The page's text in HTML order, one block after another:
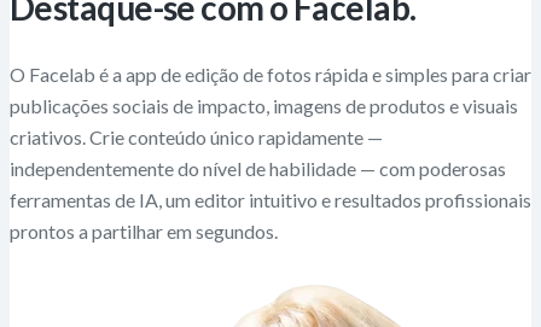
O Facelab é a app de edição de fotos rápida e simples para criar
publicações sociais de impacto, imagens de produtos e visuais
criativos. Crie conteúdo único rapidamente —
independentemente do nível de habilidade — com poderosas
ferramentas de IA, um editor intuitivo e resultados profissionais
prontos a partilhar em segundos.